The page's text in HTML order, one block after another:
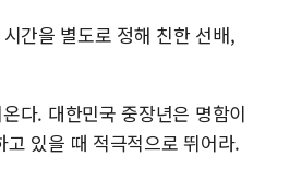
간을 별도로 정해 친한 선배,
다. 대한민국 중장년은 명함이
있을 때 적극적으로 뛰어라.